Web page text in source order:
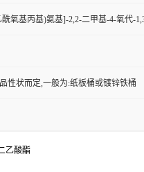
酰氧基丙基)氨基]-2,2-二甲基-4-氧代-
性状而定,一般为:纸板桶或镀锌铁桶
乙酸酯